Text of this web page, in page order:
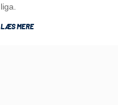
liga.
LÆS MERE